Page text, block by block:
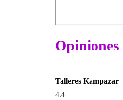
Opiniones
Talleres Kampazar
4.4